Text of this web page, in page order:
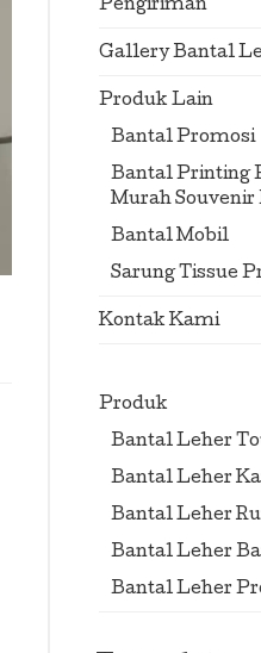
Pengiriman
Gallery Bantal
Produk Lain
Bantal Promosi
Bantal Printing
Murah Souvenir
Bantal Mobil
Sarung Tissue
Kontak Kami
Produk
Bantal Leher
Bantal Leher
Bantal Leher
Bantal Leher
Bantal Leher